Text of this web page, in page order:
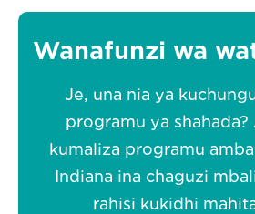
Wanafunzi wa
Je, una nia ya
programu ya shahada?
kumaliza programu
Indiana ina chaguzi
rahisi kukidhi